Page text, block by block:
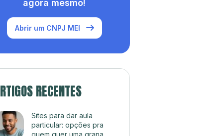
agora mesmo!
Abrir um CNPJ MEI
RECENTES
Sites para dar aula
particular: opções pra
quem quer uma grana